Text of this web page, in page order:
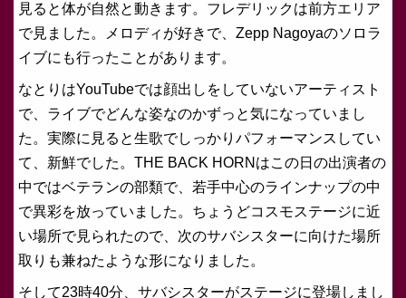
見ると体が自然と動きます。フレデリックは前方エリア
で見ました。メロディが好きで、Zepp Nagoyaのソロラ
イブにも行ったことがあります。
なとりはYouTubeでは顔出しをしていないアーティスト
で、ライブでどんな姿なのかずっと気になっていまし
た。実際に見ると生歌でしっかりパフォーマンスしてい
て、新鮮でした。THE BACK HORNはこの日の出演者の
中ではベテランの部類で、若手中心のラインナップの中
で異彩を放っていました。ちょうどコスモステージに近
い場所で見られたので、次のサバシスターに向けた場所
取りも兼ねたような形になりました。
そして23時40分、サバシスターがステージに登場しまし